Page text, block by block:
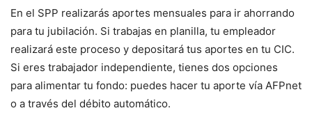
En el SPP realizarás aportes mensuales para ir ahorrando
para tu jubilación. Si trabajas en planilla, tu empleador
realizará este proceso y depositará tus aportes en tu CIC.
Si eres trabajador independiente, tienes dos opciones
para alimentar tu fondo: puedes hacer tu aporte vía AFPnet
o a través del débito automático.